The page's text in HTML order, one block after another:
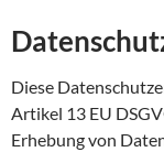
Diese
Artikel 13 EU
Erhebung von